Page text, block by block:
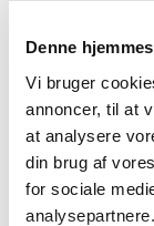
Denne
Vi bruger
annoncer, til at
at analysere
din brug af
for sociale
|10. marts 2026|
apotekerne
Det
maj 2026